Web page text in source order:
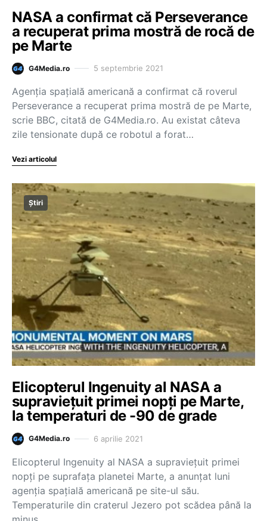
NASA a confirmat că Perseverance
a recuperat prima mostră de rocă de
pe Marte
G4Media.ro 5 septembrie 2021
Agenţia spaţială americană a confirmat că roverul
Perseverance a recuperat prima mostră de pe Marte,
scrie BBC, citată de G4Media.ro. Au existat câteva
zile tensionate după ce robotul a forat…
Vezi articolul
Știri
Elicopterul Ingenuity al NASA a
supraviețuit primei nopți pe Marte,
la temperaturi de -90 de grade
G4Media.ro 6 aprilie 2021
Elicopterul Ingenuity al NASA a supravieţuit primei
nopţi pe suprafaţa planetei Marte, a anunţat luni
agenţia spaţială americană pe site-ul său.
Temperaturile din craterul Jezero pot scădea până la